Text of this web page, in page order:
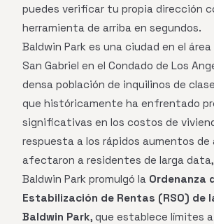
puedes verificar tu propia dirección
herramienta de arriba en segundos.
Baldwin Park es una ciudad en el área
San Gabriel en el Condado de Los
densa población de inquilinos de
que históricamente ha enfrentado
significativas en los costos de
respuesta a los rápidos aumentos de
afectaron a residentes de larga data,
Baldwin Park promulgó la Ordenanza
Estabilización de Rentas (RSO) de
Baldwin Park, que establece límites